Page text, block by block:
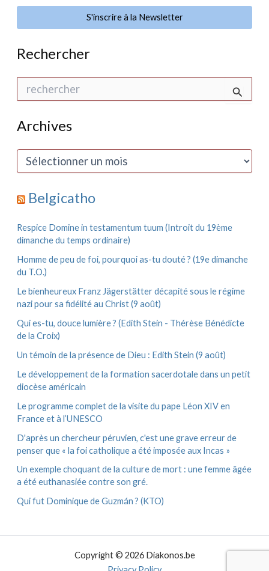
S'inscrire à la Newsletter
Rechercher
e
c
Archives
A
i
e
s
Belgicatho
Respice Domine in testamentum tuum (Introit du 19ème
dimanche du temps ordinaire)
Homme de peu de foi, pourquoi as-tu douté ? (19e dimanche
du T.O.)
Le bienheureux Franz Jägerstätter décapité sous le régime
nazi pour sa fidélité au Christ (9 août)
Qui es-tu, douce lumière ? (Edith Stein - Thérèse Bénédicte
de la Croix)
Un témoin de la présence de Dieu : Edith Stein (9 août)
Le développement de la formation sacerdotale dans un petit
diocèse américain
Le programme complet de la visite du pape Léon XIV en
France et à l’UNESCO
D'après un chercheur péruvien, c'est une grave erreur de
penser que « la foi catholique a été imposée aux Incas »
Un exemple choquant de la culture de mort : une femme âgée
a été euthanasiée contre son gré.
Qui fut Dominique de Guzmán ? (KTO)
Copyright © 2026 Diakonos.be